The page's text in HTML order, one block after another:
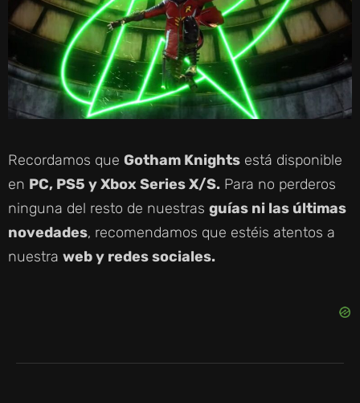
Recordamos que Gotham Knights está disponible
en PC, PS5 y Xbox Series X/S. Para no perderos
ninguna del resto de nuestras guías ni las últimas
novedades, recomendamos que estéis atentos a
nuestra web y redes sociales.